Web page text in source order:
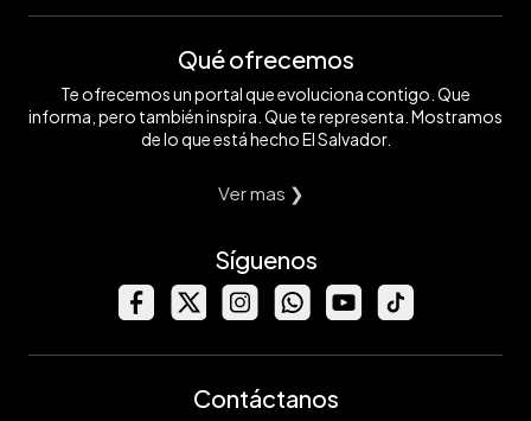
Qué ofrecemos
Te ofrecemos un portal que evoluciona contigo. Que
informa, pero también inspira. Que te representa. Mostramos
de lo que está hecho El Salvador.
Ver mas ❯
Síguenos
Contáctanos